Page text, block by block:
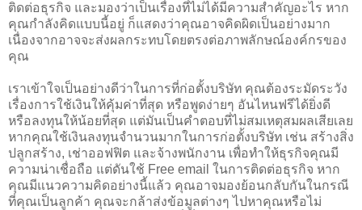
ติดต่อธุรกิจ และมองว่าเป็นเรื่องที่ไม่ได้มีความสำคัญอะไร หาก
คุณกำลังคิดแบบนี้อยู่ ก็แสดงว่าคุณอาจคิดผิดเป็นอย่างมาก
เนื่องจากอาจจะส่งผลกระทบโดยตรงต่อภาพลักษณ์องค์กรของ
คุณ
เราเข้าใจเป็นอย่างดีว่าในการที่ก่อตั้งบริษัท คุณต้องระมัดระวัง
เรื่องการใช้เงินให้คุ้มค่าที่สุด หรือพูดง่ายๆ อันไหนฟรีได้ยิ่งดี
หรือลงทุนให้น้อยที่สุด แต่มันเป็นคำตอบที่ไม่สมเหตุสมผลเสียเลย
หากคุณใช้เงินลงทุนจำนวนมากในการก่อตั้งบริษัท เช่น สร้างสิ่ง
ปลูกสร้าง, เช่าออฟฟิต และจ้างพนักงาน เพื่อทำให้ธุรกิจคุณมี
ความน่าเชื่อถือ แต่ดันใช้ Free email ในการติดต่อธุรกิจ หาก
คุณมีแนวความคิดอย่างนี้แล้ว คุณอาจมองย้อนกลับกันในกรณี
ที่คุณเป็นลูกค้า คุณจะกล้าส่งข้อมูลต่างๆ ไปหาคุณหรือไม่